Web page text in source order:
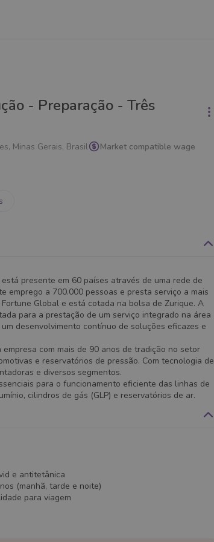
- Preparação - Três
Minas Gerais, Brasil Market compatible wage
presente em 60 países através de uma rede de
emprego a 700.000 pessoas e presta serviço a mais
Global e está cotada na bolsa de Zurique. A
para a prestação de um serviço integrado na área
desenvolvimento contínuo de soluções eficazes e
com mais de 90 anos de tradição no setor
e reservatórios de pressão. Com tecnologia de
e diversos segmentos.
para o funcionamento eficiente das linhas de
cilindros de gás (GLP) e reservatórios de ar.
e antitetânica
(manhã, tarde e noite)
para viagem